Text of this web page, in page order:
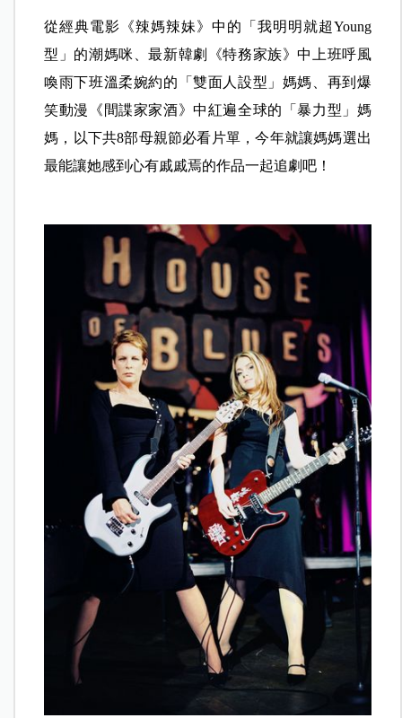
從經典電影《辣媽辣妹》中的「我明明就超Young
型」的潮媽咪、最新韓劇《特務家族》中上班呼風
喚雨下班溫柔婉約的「雙面人設型」媽媽、再到爆
笑動漫《間諜家家酒》中紅遍全球的「暴力型」媽
媽，以下共8部母親節必看片單，今年就讓媽媽選出
最能讓她感到心有戚戚焉的作品一起追劇吧！